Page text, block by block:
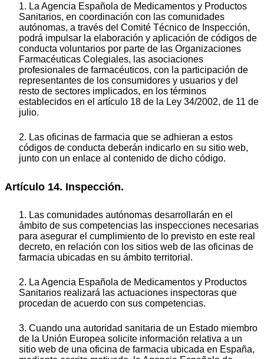
1. La Agencia Española de Medicamentos y Productos
Sanitarios, en coordinación con las comunidades
autónomas, a través del Comité Técnico de Inspección,
podrá impulsar la elaboración y aplicación de códigos de
conducta voluntarios por parte de las Organizaciones
Farmacéuticas Colegiales, las asociaciones
profesionales de farmacéuticos, con la participación de
representantes de los consumidores y usuarios y del
resto de sectores implicados, en los términos
establecidos en el artículo 18 de la Ley 34/2002, de 11 de
julio.
2. Las oficinas de farmacia que se adhieran a estos
códigos de conducta deberán indicarlo en su sitio web,
junto con un enlace al contenido de dicho código.
Artículo 14. Inspección.
1. Las comunidades autónomas desarrollarán en el
ámbito de sus competencias las inspecciones necesarias
para asegurar el cumplimiento de lo previsto en este real
decreto, en relación con los sitios web de las oficinas de
farmacia ubicadas en su ámbito territorial.
2. La Agencia Española de Medicamentos y Productos
Sanitarios realizará las actuaciones inspectoras que
procedan de acuerdo con sus competencias.
3. Cuando una autoridad sanitaria de un Estado miembro
de la Unión Europea solicite información relativa a un
sitio web de una oficina de farmacia ubicada en España,